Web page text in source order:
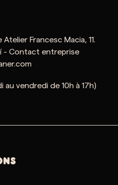
Francesc Macia, 11.
- Contact entreprise
vendredi de 10h à 17h)